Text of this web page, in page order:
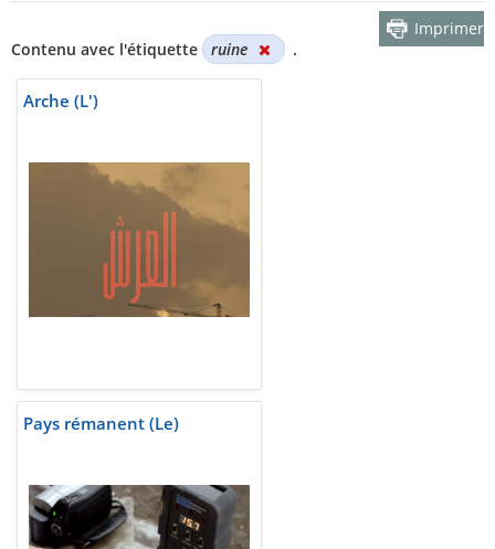
Contenu avec l'étiquette ruine .
Imprimer
Arche (L')
Pays rémanent (Le)